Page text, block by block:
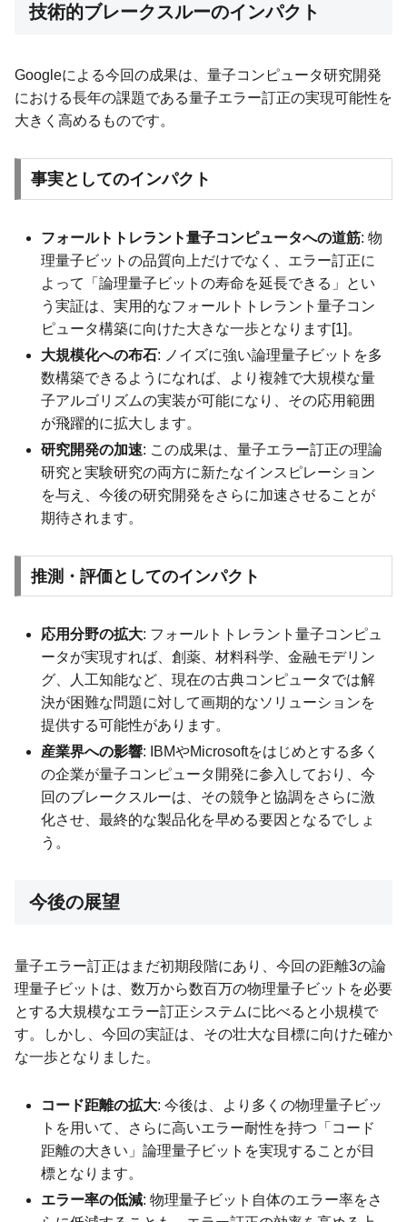
技術的ブレークスルーのインパクト
Googleによる今回の成果は、量子コンピュータ研究開発
における長年の課題である量子エラー訂正の実現可能性を
大きく高めるものです。
事実としてのインパクト
フォールトトレラント量子コンピュータへの道筋: 物
理量子ビットの品質向上だけでなく、エラー訂正に
よって「論理量子ビットの寿命を延長できる」とい
う実証は、実用的なフォールトトレラント量子コン
ピュータ構築に向けた大きな一歩となります[1]。
大規模化への布石: ノイズに強い論理量子ビットを多
数構築できるようになれば、より複雑で大規模な量
子アルゴリズムの実装が可能になり、その応用範囲
が飛躍的に拡大します。
研究開発の加速: この成果は、量子エラー訂正の理論
研究と実験研究の両方に新たなインスピレーション
を与え、今後の研究開発をさらに加速させることが
期待されます。
推測・評価としてのインパクト
応用分野の拡大: フォールトトレラント量子コンピュ
ータが実現すれば、創薬、材料科学、金融モデリン
グ、人工知能など、現在の古典コンピュータでは解
決が困難な問題に対して画期的なソリューションを
提供する可能性があります。
産業界への影響: IBMやMicrosoftをはじめとする多く
の企業が量子コンピュータ開発に参入しており、今
回のブレークスルーは、その競争と協調をさらに激
化させ、最終的な製品化を早める要因となるでしょ
う。
今後の展望
量子エラー訂正はまだ初期段階にあり、今回の距離3の論
理量子ビットは、数万から数百万の物理量子ビットを必要
とする大規模なエラー訂正システムに比べると小規模で
す。しかし、今回の実証は、その壮大な目標に向けた確か
な一歩となりました。
コード距離の拡大: 今後は、より多くの物理量子ビッ
トを用いて、さらに高いエラー耐性を持つ「コード
距離の大きい」論理量子ビットを実現することが目
標となります。
エラー率の低減: 物理量子ビット自体のエラー率をさ